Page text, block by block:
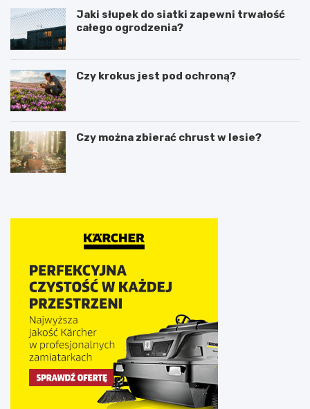
Jaki słupek do siatki zapewni trwałość
całego ogrodzenia?
Czy krokus jest pod ochroną?
Czy można zbierać chrust w lesie?